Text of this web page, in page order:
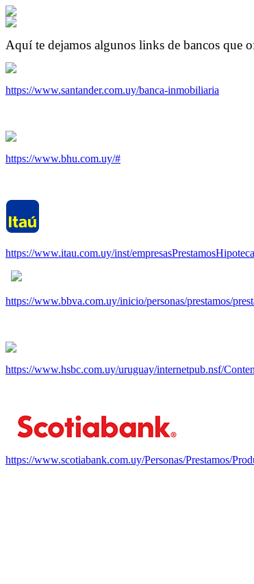
Aquí te dejamos algunos links de bancos que
https://www.santander.com.uy/banca-inmobiliaria
https://www.bhu.com.uy/#
https://www.itau.com.uy/inst/
https://www.bbva.com.uy/inicio/personas/prestamos/
https://www.hsbc.com.uy/uruguay/internetpub.nsf/
https://www.scotiabank.com.uy/Personas/Prestamos/